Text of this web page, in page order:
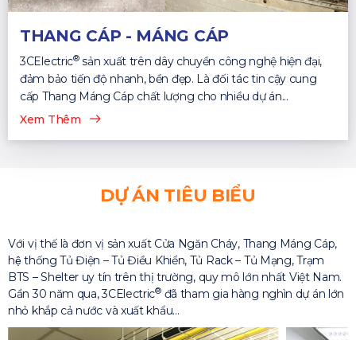
THANG CÁP - MÁNG CÁP
3CElectric®sản xuất trên dây chuyền công nghệ hiện đại,
đảm bảo tiến độ nhanh, bền đẹp. Là đối tác tin cậy cung
cấp Thang Máng Cáp chất lượng cho nhiều dự án...
Xem Thêm
DỰ ÁN TIÊU BIỂU
Với vị thế là đơn vị sản xuất Cửa Ngăn Cháy, Thang Máng Cáp,
hệ thống Tủ Điện – Tủ Điều Khiển, Tủ Rack – Tủ Mạng, Trạm
BTS – Shelter uy tín trên thị trường, quy mô lớn nhất Việt Nam.
Gần 30 năm qua, 3CElectric®đã tham gia hàng nghìn dự án lớn
nhỏ khắp cả nước và xuất khẩu…